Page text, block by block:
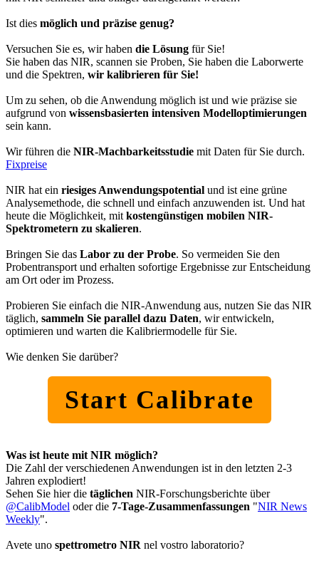
Ist dies möglich und präzise genug?
Versuchen Sie es, wir haben die Lösung für Sie!
Sie haben das NIR, scannen sie Proben, Sie haben die Laborwerte
und die Spektren, wir kalibrieren für Sie!
Um zu sehen, ob die Anwendung möglich ist und wie präzise sie
aufgrund von wissensbasierten intensiven Modelloptimierungen
sein kann.
Wir führen die NIR-Machbarkeitsstudie mit Daten für Sie durch.
Fixpreise
NIR hat ein riesiges Anwendungspotential und ist eine grüne
Analysemethode, die schnell und einfach anzuwenden ist. Und hat
heute die Möglichkeit, mit kostengünstigen mobilen NIR-
Spektrometern zu skalieren.
Bringen Sie das Labor zu der Probe. So vermeiden Sie den
Probentransport und erhalten sofortige Ergebnisse zur Entscheidung
am Ort oder im Prozess.
Probieren Sie einfach die NIR-Anwendung aus, nutzen Sie das NIR
täglich, sammeln Sie parallel dazu Daten, wir entwickeln,
optimieren und warten die Kalibriermodelle für Sie.
Wie denken Sie darüber?
Start Calibrate
Was ist heute mit NIR möglich?
Die Zahl der verschiedenen Anwendungen ist in den letzten 2-3
Jahren explodiert!
Sehen Sie hier die täglichen NIR-Forschungsberichte über
@CalibModel oder die 7-Tage-Zusammenfassungen "NIR News
Weekly".
Avete uno spettrometro NIR nel vostro laboratorio?